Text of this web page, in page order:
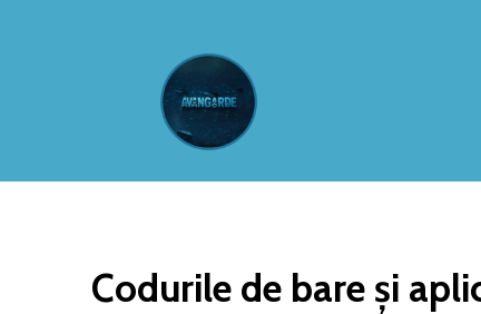
Codurile de bare și